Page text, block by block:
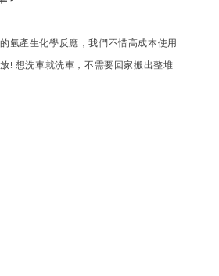
氫產生化學反應，我們不惜高成本使用
! 想洗車就洗車，不需要回家搬出整堆